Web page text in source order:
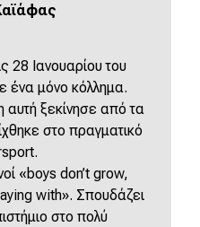
28 Ιανουαρίου του
ένα μόνο κόλλημα.
αυτή ξεκίνησε από τα
στο πραγματικό
«boys don’t grow,
with». Σπουδάζει
στο πολύ